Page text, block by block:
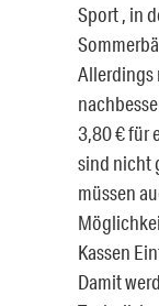
Sport , in
Allerdings
3,80 € für
sind nicht
müssen
Kassen
Damit